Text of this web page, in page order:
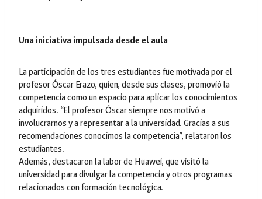
Una iniciativa impulsada desde el aula
La participación de los tres estudiantes fue motivada por el
profesor Óscar Erazo, quien, desde sus clases, promovió la
competencia como un espacio para aplicar los conocimientos
adquiridos. “El profesor Óscar siempre nos motivó a
involucrarnos y a representar a la universidad. Gracias a sus
recomendaciones conocimos la competencia”, relataron los
estudiantes.
Además, destacaron la labor de Huawei, que visitó la
universidad para divulgar la competencia y otros programas
relacionados con formación tecnológica.